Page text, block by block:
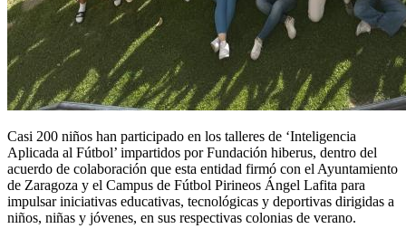
Casi 200 niños han participado en los talleres de ‘Inteligencia
Aplicada al Fútbol’ impartidos por Fundación hiberus, dentro del
acuerdo de colaboración que esta entidad firmó con el Ayuntamiento
de Zaragoza y el Campus de Fútbol Pirineos Ángel Lafita para
impulsar iniciativas educativas, tecnológicas y deportivas dirigidas a
niños, niñas y jóvenes, en sus respectivas colonias de verano.